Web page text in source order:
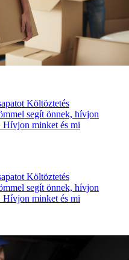
Költöztetés
segít önnek, hívjon
Hívjon minket és mi
Költöztetés
segít önnek, hívjon
Hívjon minket és mi